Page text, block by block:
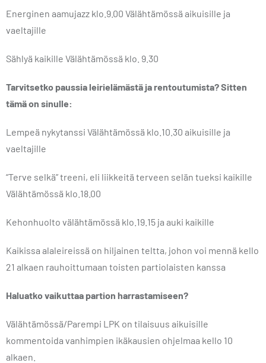
Energinen aamujazz klo.9.00 Välähtämössä aikuisille ja
vaeltajille
Sählyä kaikille Välähtämössä klo. 9.30
Tarvitsetko paussia leirielämästä ja rentoutumista? Sitten
tämä on sinulle:
Lempeä nykytanssi Välähtämössä klo.10.30 aikuisille ja
vaeltajille
“Terve selkä” treeni, eli liikkeitä terveen selän tueksi kaikille
Välähtämössä klo.18.00
Kehonhuolto välähtämössä klo.19.15 ja auki kaikille
Kaikissa alaleireissä on hiljainen teltta, johon voi mennä kello
21 alkaen rauhoittumaan toisten partiolaisten kanssa
Haluatko vaikuttaa partion harrastamiseen?
Välähtämössä/Parempi LPK on tilaisuus aikuisille
kommentoida vanhimpien ikäkausien ohjelmaa kello 10
alkaen.